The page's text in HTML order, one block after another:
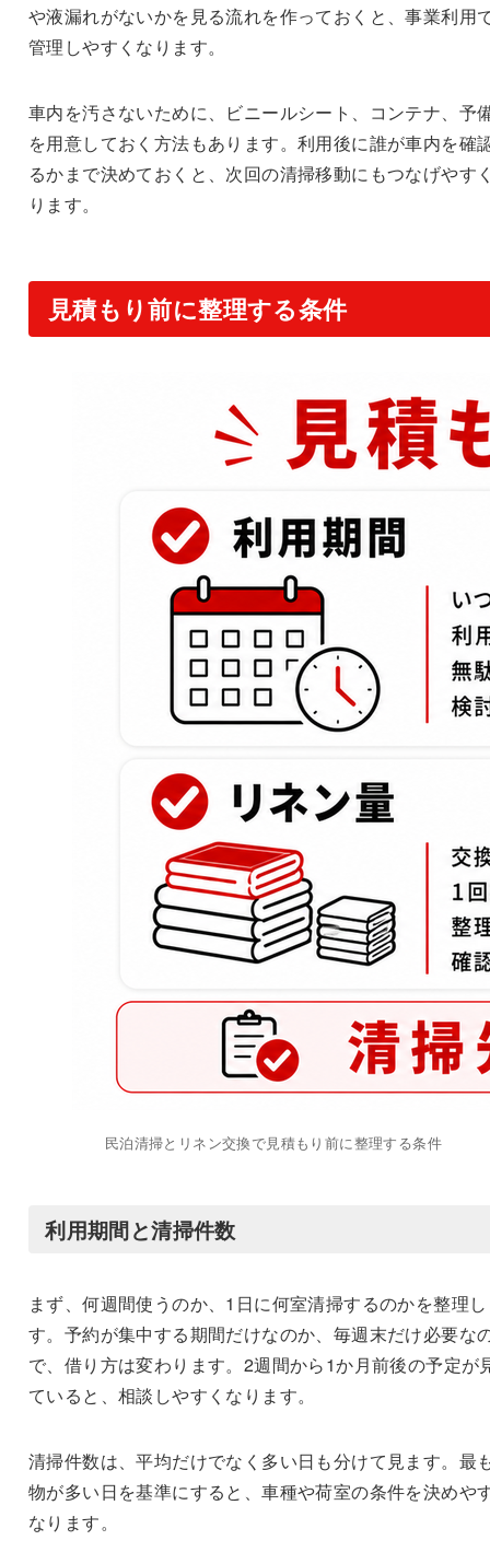
や液漏れがないかを見る流れを作っておくと、事業利用
管理しやすくなります。
車内を汚さないために、ビニールシート、コンテナ、予
を用意しておく方法もあります。利用後に誰が車内を確
るかまで決めておくと、次回の清掃移動にもつなげやす
ります。
見積もり前に整理する条件
民泊清掃とリネン交換で見積もり前に整理する条件
利用期間と清掃件数
まず、何週間使うのか、1日に何室清掃するのかを整理
す。予約が集中する期間だけなのか、毎週末だけ必要な
で、借り方は変わります。2週間から1か月前後の予定が
ていると、相談しやすくなります。
清掃件数は、平均だけでなく多い日も分けて見ます。最
物が多い日を基準にすると、車種や荷室の条件を決めや
なります。